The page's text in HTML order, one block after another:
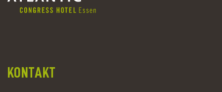
KONTAKT